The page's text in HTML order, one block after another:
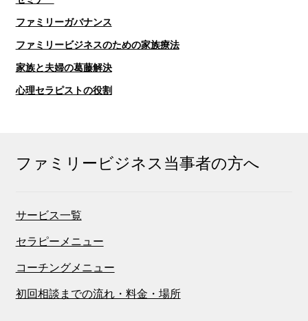
ファミリーガバナンス
ファミリービジネスのための家族療法
家族と夫婦の葛藤解決
心理セラピストの役割
ファミリービジネス当事者の方へ
サービス一覧
セラピーメニュー
コーチングメニュー
初回相談までの流れ・料金・場所